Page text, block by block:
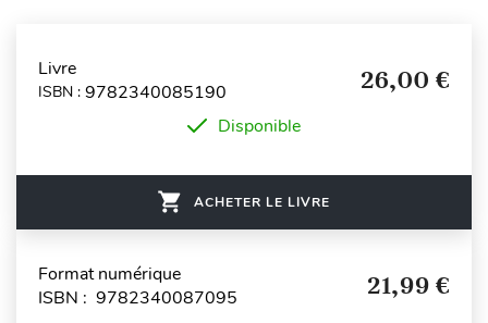
Livre
ISBN : 9782340085190 26,00 €
Disponible
ACHETER LE LIVRE
Format numérique
ISBN : 9782340087095
21,99 €